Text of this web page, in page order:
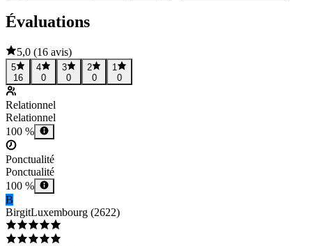
Évaluations
5,0 (16 avis)
5
16
4
0
3
0
2
0
1
0
Relationnel
Relationnel
100 %
Ponctualité
Ponctualité
100 %
B
BirgitLuxembourg (2622)